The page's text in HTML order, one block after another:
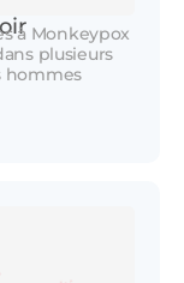
à Monkeypox
plusieurs
hommes